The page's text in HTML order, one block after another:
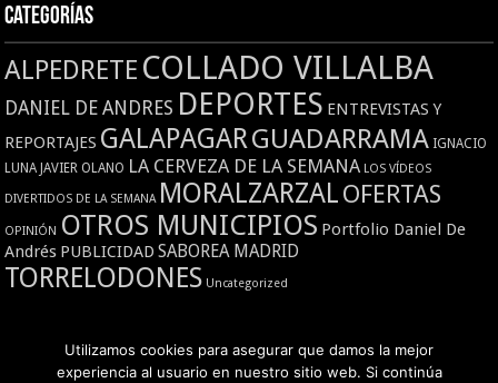
Categorías
ALPEDRETE COLLADO VILLALBA
DANIEL DE ANDRES DEPORTES ENTREVISTAS Y
REPORTAJES GALAPAGARGUADARRAMA IGNACIO
LUNA JAVIER OLANO LA CERVEZA DE LA SEMANA LOS VÍDEOS
DIVERTIDOS DE LA SEMANA MORALZARZALOFERTAS
OPINIÓN OTROS MUNICIPIOS Portfolio Daniel De
Andrés PUBLICIDAD SABOREA MADRID
TORRELODONES Uncategorized
Lee en el siguiente enlace lasnoticias de Collado Villalba
Diario Noroeste 2014-2020. Todos los derechos reservados.
Utilizamos cookies para asegurar que damos la mejor
experiencia al usuario en nuestro sitio web. Si continúa